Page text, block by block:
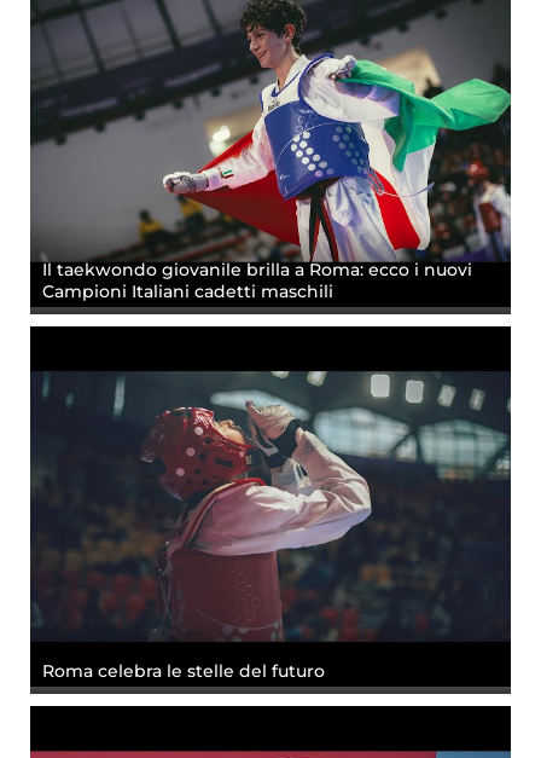
Il taekwondo giovanile brilla a Roma: ecco i nuovi
Campioni Italiani cadetti maschili
Roma celebra le stelle del futuro